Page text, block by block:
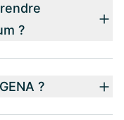
?
?